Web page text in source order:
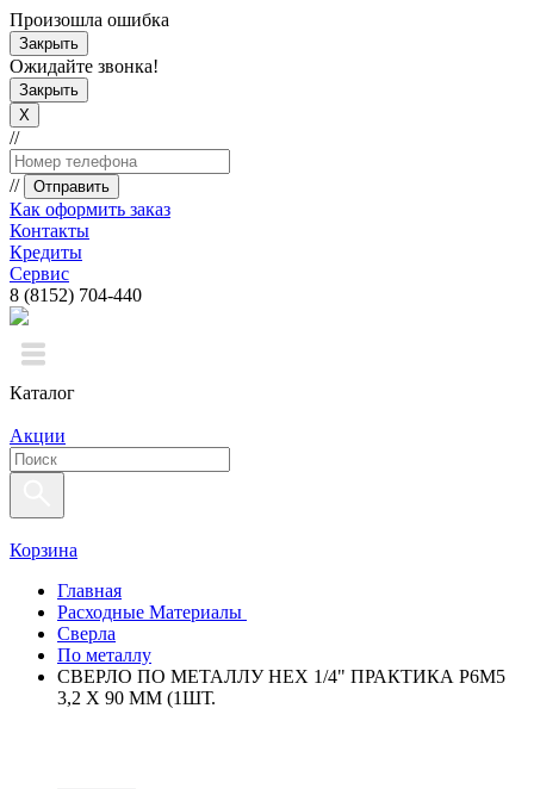
Произошла ошибка
Закрыть
Ожидайте звонка!
Закрыть
X
//
// Отправить
Как оформить заказ
Контакты
Кредиты
Сервис
8 (8152) 704-440
Каталог
Акции
Корзина
Главная
Расходные Материалы
Сверла
По металлу
СВЕРЛО ПО МЕТАЛЛУ HEX 1/4" ПРАКТИКА Р6М5
3,2 Х 90 ММ (1ШТ.